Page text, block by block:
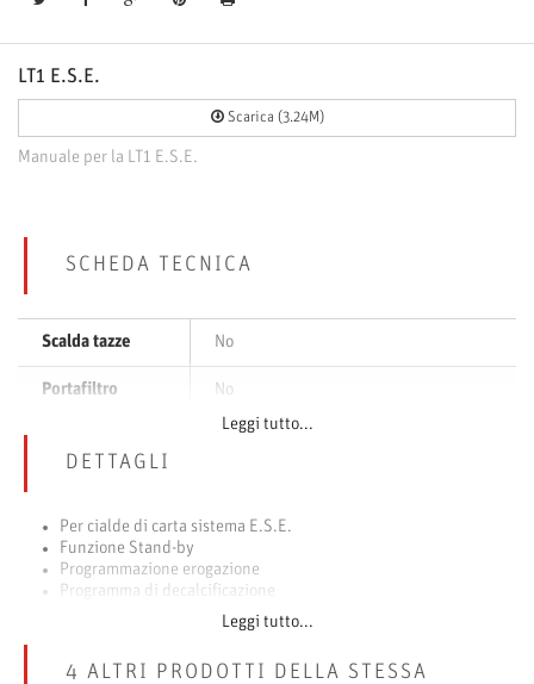
LT1 E.S.E.
Scarica (3.24M)
Manuale per la LT1 E.S.E.
SCHEDA TECNICA
Scalda tazze No
Portafiltro No
Acciaio/Alluminio
Leggi tutto...
DETTAGLI
Per cialde di carta sistema E.S.E.
Funzione Stand-by
Programmazione erogazione
Programma di decalcificazione
Funzione di pre-birrificazione
Assorbimento: 530 W
Leggi tutto...
4 ALTRI PRODOTTI DELLA STESSA